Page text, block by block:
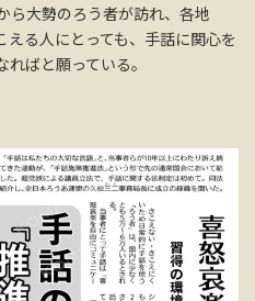
ら大勢のろう者が訪れ、各地
える人にとっても、手話に関心を
ばと願っている。